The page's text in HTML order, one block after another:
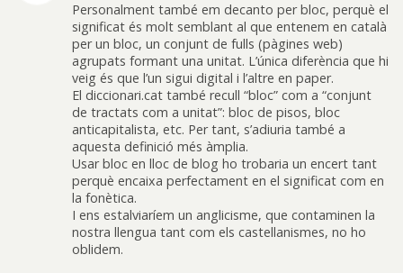
Personalment també em decanto per bloc, perquè el
significat és molt semblant al que entenem en català
per un bloc, un conjunt de fulls (pàgines web)
agrupats formant una unitat. L’única diferència que hi
veig és que l’un sigui digital i l’altre en paper.
El diccionari.cat també recull “bloc” com a “conjunt
de tractats com a unitat”: bloc de pisos, bloc
anticapitalista, etc. Per tant, s’adiuria també a
aquesta definició més àmplia.
Usar bloc en lloc de blog ho trobaria un encert tant
perquè encaixa perfectament en el significat com en
la fonètica.
I ens estalviaríem un anglicisme, que contaminen la
nostra llengua tant com els castellanismes, no ho
oblidem.